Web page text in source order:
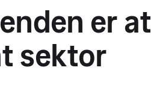
er at
sektor